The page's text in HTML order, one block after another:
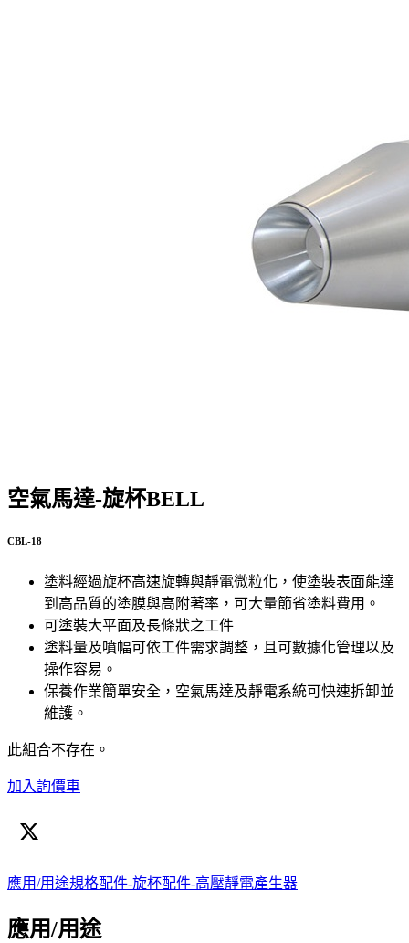
空氣馬達-旋杯BELL
CBL-18
塗料經過旋杯高速旋轉與靜電微粒化，使塗裝表面能達
到高品質的塗膜與高附著率，可大量節省塗料費用。
可塗裝大平面及長條狀之工件
塗料量及噴幅可依工件需求調整，且可數據化管理以及
操作容易。
保養作業簡單安全，空氣馬達及靜電系統可快速拆卸並
維護。
此組合不存在。
加入詢價車
應用/用途規格配件-旋杯配件-高壓靜電產生器
應用/用途